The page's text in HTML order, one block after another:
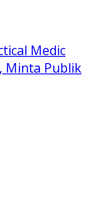
Medic
Minta Publik